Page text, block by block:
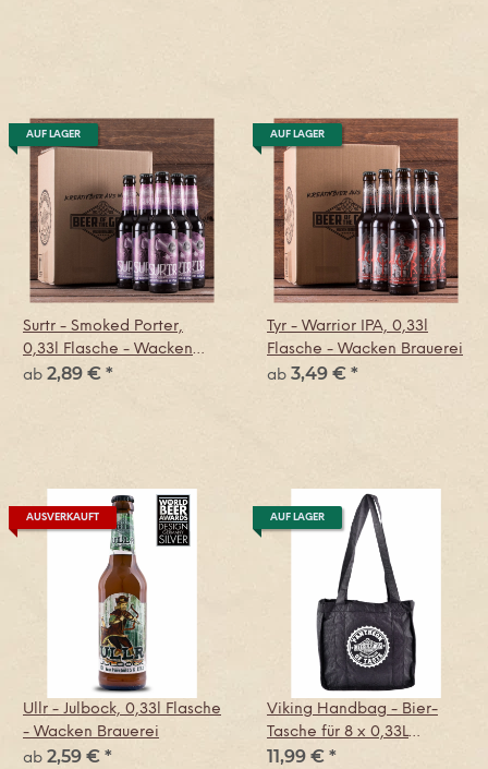
AUF LAGER
Surtr - Smoked Porter,
0,33l Flasche - Wacken
Brauerei
ab 2,89 € *
AUF LAGER
Tyr - Warrior IPA, 0,33l
Flasche - Wacken Brauerei
ab 3,49 € *
AUSVERKAUFT
Ullr - Julbock, 0,33l Flasche
- Wacken Brauerei
ab 2,59 € *
AUF LAGER
Viking Handbag - Bier-
Tasche für 8 x 0,33L
Flaschen - Wacken
11,99 € *